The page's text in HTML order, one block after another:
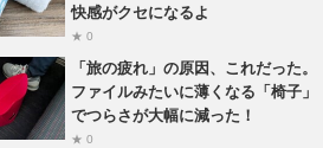
快感がクセになるよ
★ 0
「旅の疲れ」の原因、これだった。
ファイルみたいに薄くなる「椅子」
でつらさが大幅に減った！
★ 0